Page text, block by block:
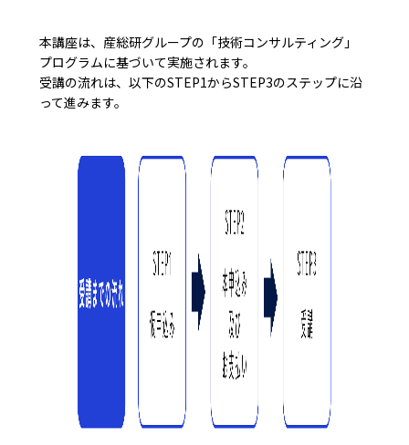
本講座は、産総研グループの「技術コンサルティング」
プログラムに基づいて実施されます。
受講の流れは、以下のSTEP1からSTEP3のステップに沿
って進みます。